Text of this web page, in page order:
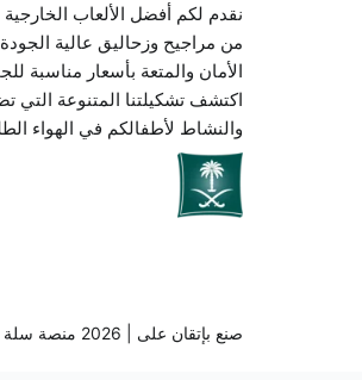
نقدم لكم أفضل الألعاب الخارجية
من مراجيح وزحاليق عالية
الأمان والمتعة بأسعار مناسبة
اكتشف تشكيلتنا المتنوعة التي
والنشاط لأطفالكم في الهواء
صنع بإتقان على | 2026 منصة سلة